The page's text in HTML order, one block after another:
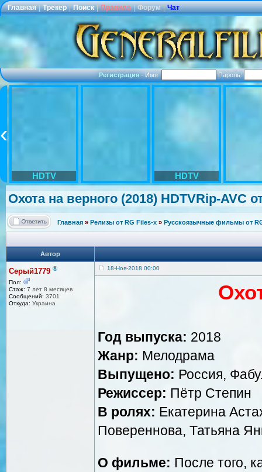
Главная | Трекер | Поиск | Правила | Форум | Чат
Регистрация·Имя: Пароль:
HDTV HDTV
Охота на верного (2018) HDTVRip-AVC
Главная » Релизы от RG Files-x » Русскоязычные фильмы от
Автор
Серый1779 ®
Пол:
Стаж: 7 лет 8 месяцев
Сообщений: 3701
Откуда: Украина
18-Ноя-2018 00:00
Год выпуска: 2018
Жанр: Мелодрама
Выпущено: Россия,
Режиссер: Пётр Степин
В ролях: Екатерина
Повереннова, Татьяна
О фильме: После того,